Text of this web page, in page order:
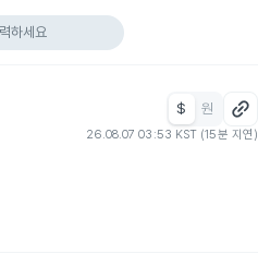
하세요
$ 원
26.08.07 03:53 KST (15분 지연)